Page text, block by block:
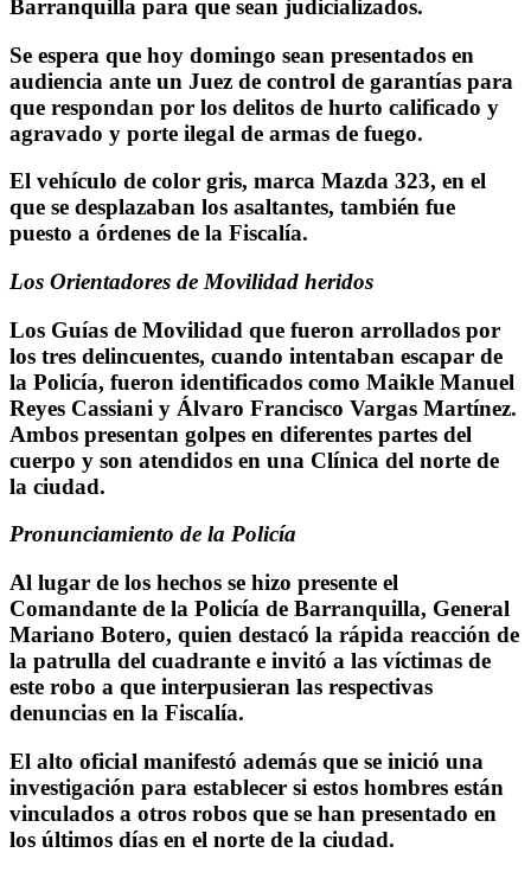
Barranquilla para que sean judicializados.
Se espera que hoy domingo sean presentados en
audiencia ante un Juez de control de garantías para
que respondan por los delitos de hurto calificado y
agravado y porte ilegal de armas de fuego.
El vehículo de color gris, marca Mazda 323, en el
que se desplazaban los asaltantes, también fue
puesto a órdenes de la Fiscalía.
Los Orientadores de Movilidad heridos
Los Guías de Movilidad que fueron arrollados por
los tres delincuentes, cuando intentaban escapar de
la Policía, fueron identificados como Maikle Manuel
Reyes Cassiani y Álvaro Francisco Vargas Martínez.
Ambos presentan golpes en diferentes partes del
cuerpo y son atendidos en una Clínica del norte de
la ciudad.
Pronunciamiento de la Policía
Al lugar de los hechos se hizo presente el
Comandante de la Policía de Barranquilla, General
Mariano Botero, quien destacó la rápida reacción de
la patrulla del cuadrante e invitó a las víctimas de
este robo a que interpusieran las respectivas
denuncias en la Fiscalía.
El alto oficial manifestó además que se inició una
investigación para establecer si estos hombres están
vinculados a otros robos que se han presentado en
los últimos días en el norte de la ciudad.